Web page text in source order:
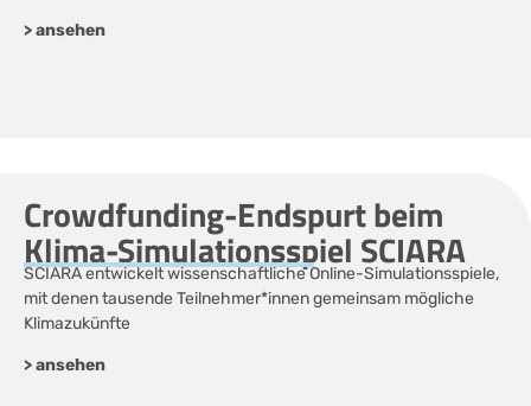
> ansehen
Crowdfunding-Endspurt beim
Klima-Simulationsspiel SCIARA
SCIARA entwickelt wissenschaftliche Online-Simulationsspiele,
mit denen tausende Teilnehmer*innen gemeinsam mögliche
Klimazukünfte
> ansehen